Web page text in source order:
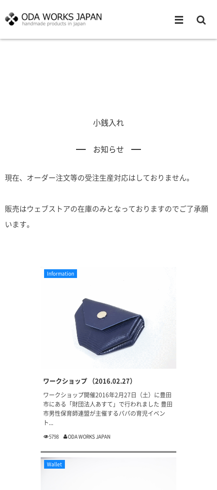
小銭入れ
お知らせ
現在、オーダー注文等の受注生産対応はしておりません。
販売はウェブストアの在庫のみとなっておりますのでご了承願
います。
ワークショップ （2016.02.27）
ワークショップ開催2016年2月27日（土）に豊田
市にある「財団法人あすて」で行われました 豊田
市男性保育師連盟が主催するパパの育児イベン
ト...
Information
5798 ODA WORKS JAPAN
Wallet